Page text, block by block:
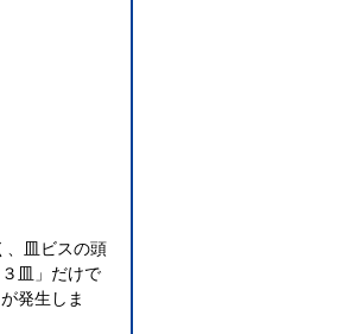
、皿ビスの頭
皿」だけで
発生しま